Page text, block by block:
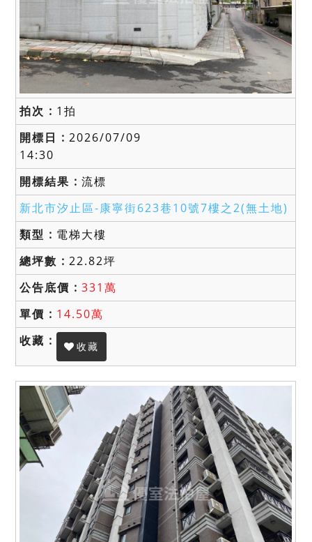
1拍
2026/07/09
14:30
流標
新北市汐止區-康寧街623巷10號7樓之2(無土地)
電梯大樓
22.82坪
331萬
14.50萬
收藏